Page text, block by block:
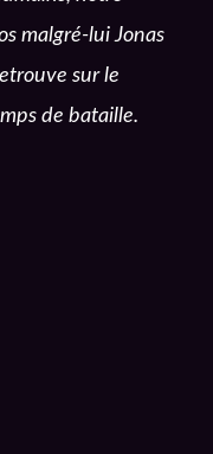
malgré-lui Jonas
sur le
de bataille.